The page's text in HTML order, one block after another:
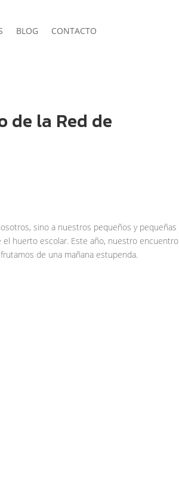
BLOG CONTACTO
de la Red de
sino a nuestros pequeños y pequeñas
huerto escolar. Este año, nuestro encuentro
de una mañana estupenda.